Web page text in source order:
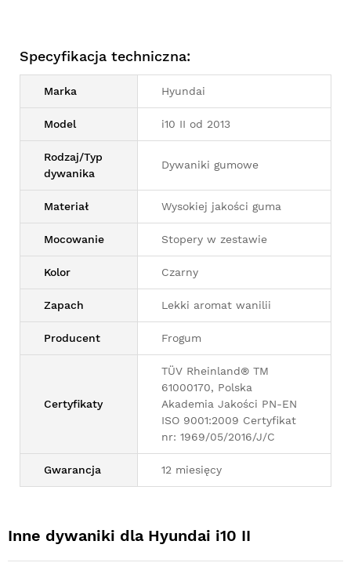
Specyfikacja techniczna:
Marka Hyundai
Model i10 II od 2013
Rodzaj/Typ
dywanika
Dywaniki gumowe
Materiał Wysokiej jakości guma
Mocowanie Stopery w zestawie
Kolor Czarny
Zapach Lekki aromat wanilii
Producent Frogum
Certyfikaty
TÜV Rheinland® TM
61000170, Polska
Akademia Jakości PN-EN
ISO 9001:2009 Certyfikat
nr: 1969/05/2016/J/C
Gwarancja 12 miesięcy
Inne dywaniki dla Hyundai i10 II